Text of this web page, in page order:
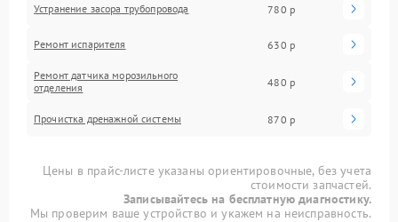
Устранение засора трубопровода 780 р
Ремонт испарителя 630 р
Ремонт датчика морозильного
отделения
480 р
Прочистка дренажной системы 870 р
Цены в прайс-листе указаны ориентировочные, без учета
стоимости запчастей.
Записывайтесь на бесплатную диагностику.
Мы проверим ваше устройство и укажем на неисправность.